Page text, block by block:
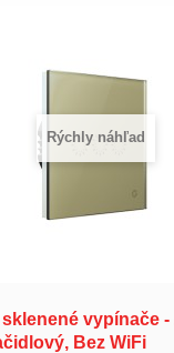
Rýchly náhľad
vypínače
Bez WiFi